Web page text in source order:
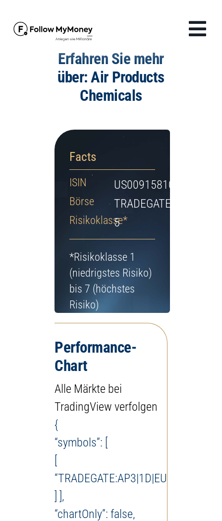
Inhalt
Erfahren Sie mehr
über: Air Products
Chemicals
Facts
ISIN US0091581068
Börse TRADEGATE
Risikoklasse*
5
*Risikoklasse 1
(niedrigstes Risiko)
bis 7 (höchstes
Risiko)
Performance-
Chart
Alle Märkte bei
TradingView verfolgen
{
“symbols”: [
“TRADEGATE:AP3|1D|EUR”
] ],
“chartOnly”: false,